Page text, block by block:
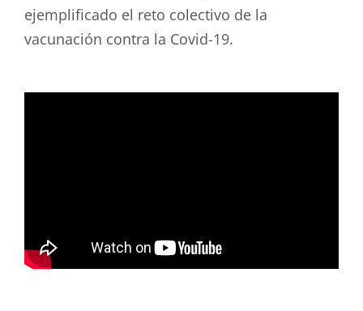
ejemplificado el reto colectivo de la
vacunación contra la Covid-19.